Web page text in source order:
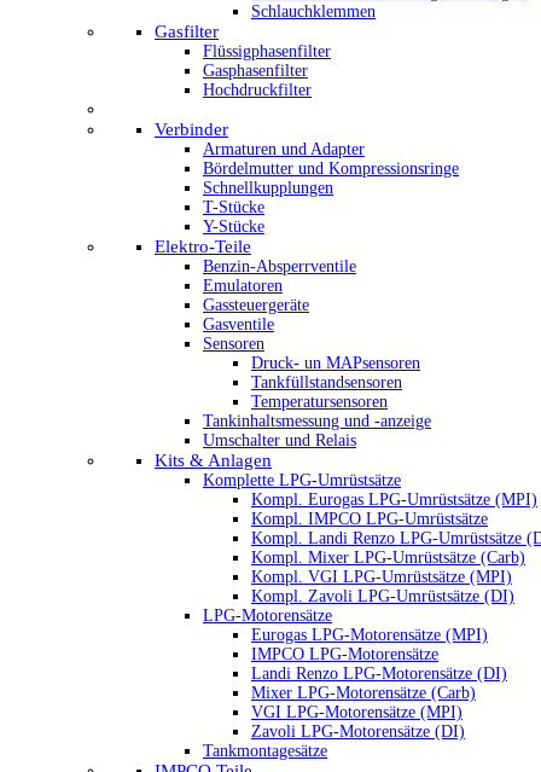
Schlauchklemmen
Gasfilter
Flüssigphasenfilter
Gasphasenfilter
Hochdruckfilter
Verbinder
Armaturen und Adapter
Bördelmutter und Kompressionsringe
Schnellkupplungen
T-Stücke
Y-Stücke
Elektro-Teile
Benzin-Absperrventile
Emulatoren
Gassteuergeräte
Gasventile
Sensoren
Druck- un MAPsensoren
Tankfüllstandsensoren
Temperatursensoren
Tankinhaltsmessung und -anzeige
Umschalter und Relais
Kits & Anlagen
Komplette LPG-Umrüstsätze
Kompl. Eurogas LPG-Umrüstsätze (MPI)
Kompl. IMPCO LPG-Umrüstsätze
Kompl. Landi Renzo LPG-Umrüstsätze
Kompl. Mixer LPG-Umrüstsätze (Carb)
Kompl. VGI LPG-Umrüstsätze (MPI)
Kompl. Zavoli LPG-Umrüstsätze (DI)
LPG-Motorensätze
Eurogas LPG-Motorensätze (MPI)
IMPCO LPG-Motorensätze
Landi Renzo LPG-Motorensätze (DI)
Mixer LPG-Motorensätze (Carb)
VGI LPG-Motorensätze (MPI)
Zavoli LPG-Motorensätze (DI)
Tankmontagesätze